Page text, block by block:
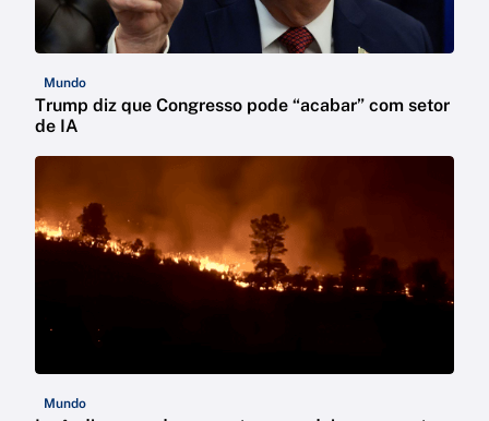
Mundo
Trump diz que Congresso pode “acabar” com setor
de IA
Mundo